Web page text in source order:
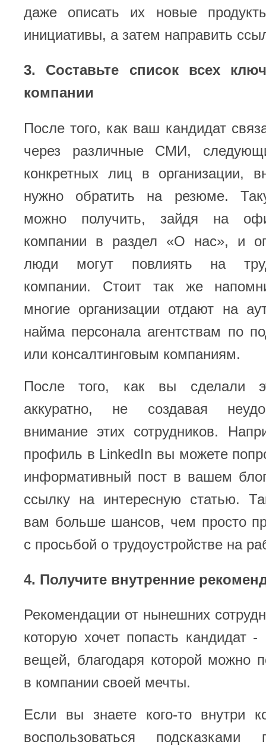
даже описать их новые
инициативы, а затем направить
3. Составьте список всех
компании
После того, как ваш кандидат
через различные СМИ,
конкретных лиц в организации,
нужно обратить на резюме.
можно получить, зайдя на
компании в раздел «О нас», и
люди могут повлиять на
компании. Стоит так же
многие организации отдают на
найма персонала агентствам по
или консалтинговым компаниям.
После того, как вы сделали
аккуратно, не создавая
внимание этих сотрудников.
профиль в LinkedIn вы можете
информативный пост в вашем
ссылку на интересную статью.
вам больше шансов, чем просто
с просьбой о трудоустройстве на
4. Получите внутренние
Рекомендации от нынешних
которую хочет попасть кандидат
вещей, благодаря которой можно
в компании своей мечты.
Если вы знаете кого-то внутри
воспользоваться подсказками